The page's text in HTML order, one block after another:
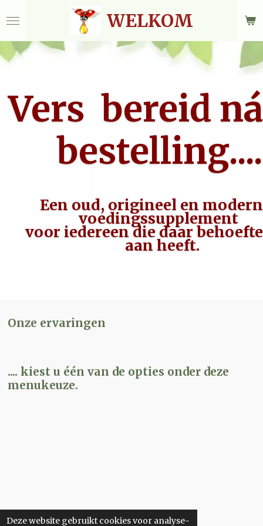
Deze website gebruikt cookies voor analyse-
direct
hoofdinhoud
WELKOM
Vers bereid ná
bestelling....
Een oud, origineel en modern
voedingssupplement
voor iedereen die daar behoefte
aan heeft.
Onze ervaringen
.... kiest u één van de opties onder deze
menukeuze.